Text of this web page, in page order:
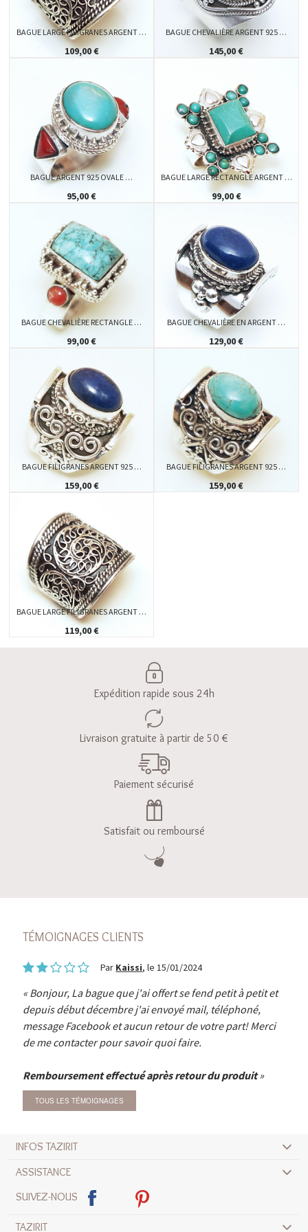
BAGUE LARGE FILIGRANES ARGENT …
109,00 €
BAGUE CHEVALIÈRE ARGENT 925 …
145,00 €
BAGUE ARGENT 925 OVALE …
95,00 €
BAGUE LARGE RECTANGLE ARGENT …
99,00 €
BAGUE CHEVALIÈRE RECTANGLE …
99,00 €
BAGUE CHEVALIÈRE EN ARGENT …
129,00 €
BAGUE FILIGRANES ARGENT 925 …
159,00 €
BAGUE FILIGRANES ARGENT 925 …
159,00 €
BAGUE LARGE FILIGRANES ARGENT …
119,00 €
Expédition rapide sous 24h
Livraison gratuite à partir de 50 €
Paiement sécurisé
Satisfait ou remboursé
TÉMOIGNAGES CLIENTS
Par Kaissi, le 15/01/2024
Bonjour, La bague que j'ai offert se fend petit à petit et
depuis début décembre j'ai envoyé mail, téléphoné,
message Facebook et aucun retour de votre part! Merci
de me contacter pour savoir quoi faire.
Remboursement effectué après retour du produit
TOUS LES TÉMOIGNAGES
INFOS TAZIRIT
ASSISTANCE
SUIVEZ-NOUS
TAZIRIT